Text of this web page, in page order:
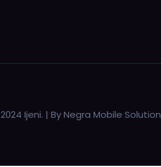
© 2024 Ijeni. | By Negra Mobile Solution